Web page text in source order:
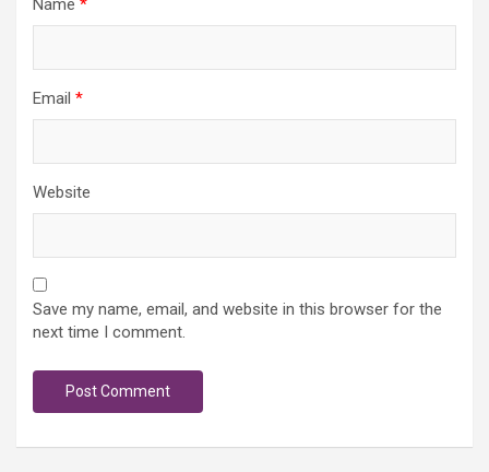
Name *
Email *
Website
Save my name, email, and website in this browser for the
next time I comment.